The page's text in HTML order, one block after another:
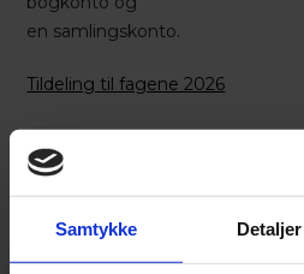
Samtykke Detaljer
en samlingskonto.
Tildeling til fagene 2026
Reserven 2025
Fagforstanderne kan på